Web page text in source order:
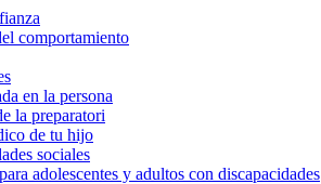
comportamiento
en la persona
la preparatori
de tu hijo
sociales
adolescentes y adultos con discapacidades